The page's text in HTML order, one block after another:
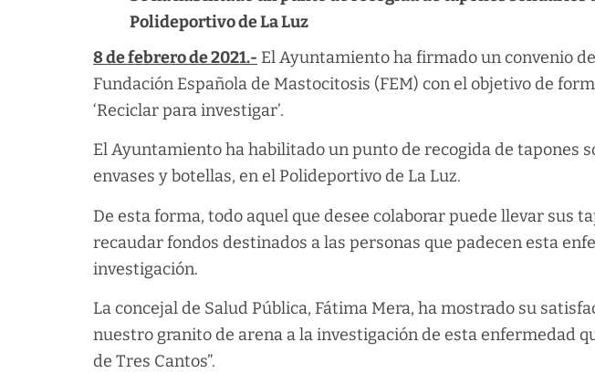
Polideportivo de La Luz
8 de febrero de 2021.- El Ayuntamiento ha firmado un convenio
Fundación Española de Mastocitosis (FEM) con el objetivo de
‘Reciclar para investigar’.
El Ayuntamiento ha habilitado un punto de recogida de tapones
envases y botellas, en el Polideportivo de La Luz.
De esta forma, todo aquel que desee colaborar puede llevar sus
recaudar fondos destinados a las personas que padecen esta
investigación.
La concejal de Salud Pública, Fátima Mera, ha mostrado su
nuestro granito de arena a la investigación de esta enfermedad
de Tres Cantos”.